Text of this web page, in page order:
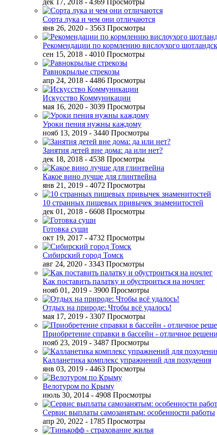
дек 17, 2018 - 4369 Просмотры
Сорта лука и чем они отличаются
янв 26, 2020 - 3563 Просмотры
Рекомендации по кормлению вислоухого
сен 15, 2018 - 4010 Просмотры
Равнокрылые стрекозы
апр 24, 2018 - 4486 Просмотры
Искусство Коммуникации
мая 16, 2020 - 3039 Просмотры
Уроки пения нужны каждому
нояб 13, 2019 - 3440 Просмотры
Занятия детей вне дома: да или нет?
дек 18, 2018 - 4538 Просмотры
Какое вино лучше для глинтвейна
янв 21, 2019 - 4072 Просмотры
10 странных пищевых привычек знаменитостей
дек 01, 2018 - 6608 Просмотры
Готовка суши
окт 19, 2017 - 4732 Просмотры
Сибирский город Томск
авг 24, 2020 - 3343 Просмотры
Как поставить палатку и обустроиться на ночлег
нояб 01, 2019 - 3900 Просмотры
Отдых на природе: Чтобы всё удалось!
мая 17, 2019 - 3307 Просмотры
Приобретение справки в бассейн - отличное
нояб 23, 2019 - 3487 Просмотры
Калланетика комплекс упражнений для похудения
янв 03, 2019 - 4463 Просмотры
Велотуром по Крыму
июль 30, 2014 - 4908 Просмотры
Сервис выплаты самозанятым: особенности работы
апр 20, 2022 - 1785 Просмотры